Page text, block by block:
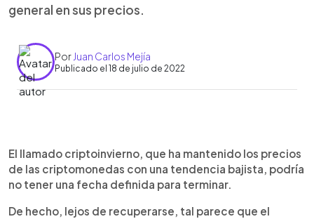
general en sus precios.
Por Juan Carlos Mejía
Publicado el 18 de julio de 2022
Escuchar artículo
El llamado criptoinvierno, que ha mantenido los precios
de las criptomonedas con una tendencia bajista, podría
no tener una fecha definida para terminar.
De hecho, lejos de recuperarse, tal parece que el